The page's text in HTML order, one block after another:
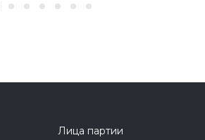
Лица партии